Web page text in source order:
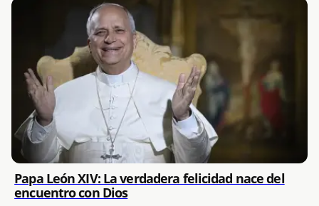
Papa León XIV: La verdadera felicidad nace del
encuentro con Dios